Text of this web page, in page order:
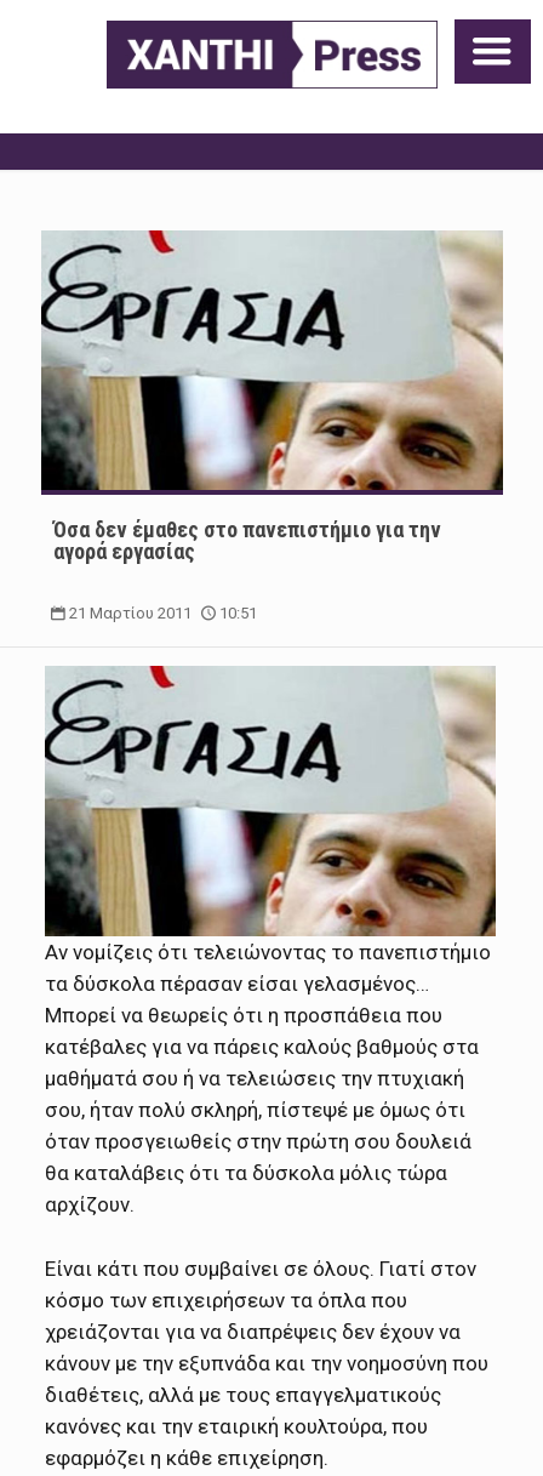
Όσα δεν έμαθες στο πανεπιστήμιο για την
αγορά εργασίας
21 Μαρτίου 2011 10:51
Αν νομίζεις ότι τελειώνοντας το πανεπιστήμιο
τα δύσκολα πέρασαν είσαι γελασμένος…
Μπορεί να θεωρείς ότι η προσπάθεια που
κατέβαλες για να πάρεις καλούς βαθμούς στα
μαθήματά σου ή να τελειώσεις την πτυχιακή
σου, ήταν πολύ σκληρή, πίστεψέ με όμως ότι
όταν προσγειωθείς στην πρώτη σου δουλειά
θα καταλάβεις ότι τα δύσκολα μόλις τώρα
αρχίζουν.
Είναι κάτι που συμβαίνει σε όλους. Γιατί στον
κόσμο των επιχειρήσεων τα όπλα που
χρειάζονται για να διαπρέψεις δεν έχουν να
κάνουν με την εξυπνάδα και την νοημοσύνη που
διαθέτεις, αλλά με τους επαγγελματικούς
κανόνες και την εταιρική κουλτούρα, που
εφαρμόζει η κάθε επιχείρηση.